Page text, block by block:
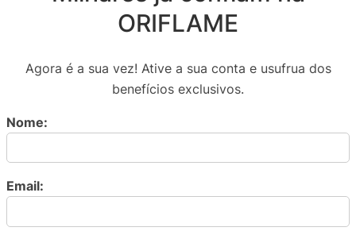
ORIFLAME
Agora é a sua vez! Ative a sua conta e usufrua dos
benefícios exclusivos.
Nome:
Email: